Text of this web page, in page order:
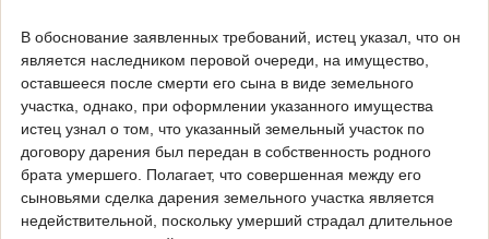
В обоснование заявленных требований, истец указал, что он
является наследником перовой очереди, на имущество,
оставшееся после смерти его сына в виде земельного
участка, однако, при оформлении указанного имущества
истец узнал о том, что указанный земельный участок по
договору дарения был передан в собственность родного
брата умершего. Полагает, что совершенная между его
сыновьями сделка дарения земельного участка является
недействительной, поскольку умерший страдал длительное